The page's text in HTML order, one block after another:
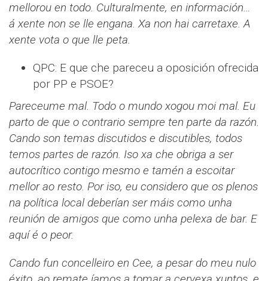
mellorou en todo. Culturalmente, en información…
á xente non se lle engana. Xa non hai carretaxe. A
xente vota o que lle peta.
QPC: E que che pareceu a oposición ofrecida
por PP e PSOE?
Pareceume mal. Todo o mundo xogou moi mal. Eu
parto de que o contrario sempre ten parte da razón.
Cando son temas discutidos e discutibles, todos
temos partes de razón. Iso xa che obriga a ser
autocrítico contigo mesmo e tamén a escoitar
mellor ao resto. Por iso, eu considero que os plenos
na política local deberían ser máis como unha
reunión de amigos que como unha pelexa de bar. E
aquí é o peor.
Cando fun concelleiro en Cee, a pesar do meu nulo